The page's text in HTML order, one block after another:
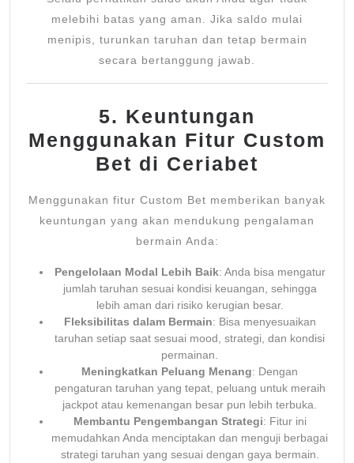
melebihi batas yang aman. Jika saldo mulai
menipis, turunkan taruhan dan tetap bermain
secara bertanggung jawab.
5. Keuntungan
Menggunakan Fitur Custom
Bet di Ceriabet
Menggunakan fitur Custom Bet memberikan banyak
keuntungan yang akan mendukung pengalaman
bermain Anda:
Pengelolaan Modal Lebih Baik: Anda bisa mengatur
jumlah taruhan sesuai kondisi keuangan, sehingga
lebih aman dari risiko kerugian besar.
Fleksibilitas dalam Bermain: Bisa menyesuaikan
taruhan setiap saat sesuai mood, strategi, dan kondisi
permainan.
Meningkatkan Peluang Menang: Dengan
pengaturan taruhan yang tepat, peluang untuk meraih
jackpot atau kemenangan besar pun lebih terbuka.
Membantu Pengembangan Strategi: Fitur ini
memudahkan Anda menciptakan dan menguji berbagai
strategi taruhan yang sesuai dengan gaya bermain.